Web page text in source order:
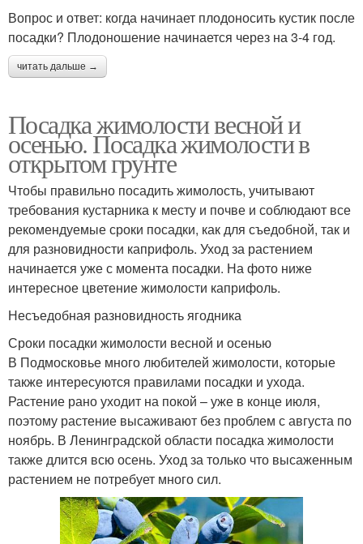
Вопрос и ответ: когда начинает плодоносить кустик после
посадки? Плодоношение начинается через на 3-4 год.
читать дальше →
Посадка жимолости весной и
осенью. Посадка жимолости в
открытом грунте
Чтобы правильно посадить жимолость, учитывают
требования кустарника к месту и почве и соблюдают все
рекомендуемые сроки посадки, как для съедобной, так и
для разновидности каприфоль. Уход за растением
начинается уже с момента посадки. На фото ниже
интересное цветение жимолости каприфоль.
Несъедобная разновидность ягодника
Сроки посадки жимолости весной и осенью
В Подмосковье много любителей жимолости, которые
также интересуются правилами посадки и ухода.
Растение рано уходит на покой – уже в конце июля,
поэтому растение высаживают без проблем с августа по
ноябрь. В Ленинградской области посадка жимолости
также длится всю осень. Уход за только что высаженным
растением не потребует много сил.